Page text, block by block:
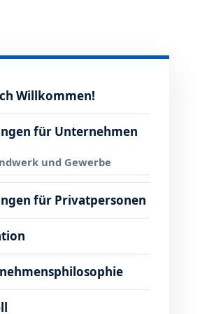
Willkommen!
für Unternehmen
und Gewerbe
für Privatpersonen